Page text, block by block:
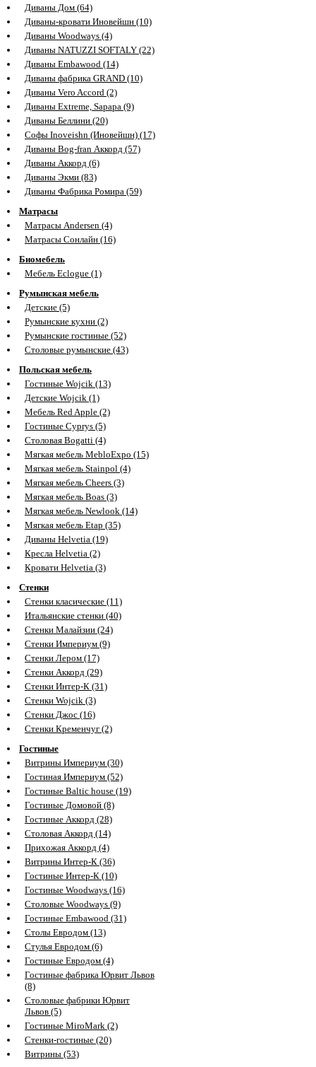
Диваны Дом (64)
Диваны-кровати Иновейшн (10)
Диваны Woodways (4)
Диваны NATUZZI SOFTALY (22)
Диваны Embawood (14)
Диваны фабрика GRAND (10)
Диваны Vero Accord (2)
Диваны Extreme, Sapapa (9)
Диваны Беллини (20)
Софы Inoveishn (Иновейшн) (17)
Диваны Bog-fran Аккорд (57)
Диваны Аккорд (6)
Диваны Экми (83)
Диваны Фабрика Ромира (59)
Матрасы
Матрасы Andersen (4)
Матрасы Сонлайн (16)
Биомебель
Мебель Eclogue (1)
Румынская мебель
Детские (5)
Румынские кухни (2)
Румынские гостиные (52)
Столовые румынские (43)
Польская мебель
Гостиные Wojcik (13)
Детские Wojcik (1)
Мебель Red Apple (2)
Гостиные Cyprys (5)
Столовая Bogatti (4)
Мягкая мебель MebloExpo (15)
Мягкая мебель Stainpol (4)
Мягкая мебель Cheers (3)
Мягкая мебель Boas (3)
Мягкая мебель Newlook (14)
Мягкая мебель Etap (35)
Диваны Helvetia (19)
Кресла Helvetia (2)
Кровати Helvetia (3)
Стенки
Стенки класические (11)
Итальянские стенки (40)
Стенки Малайзии (24)
Стенки Империум (9)
Стенки Лером (17)
Стенки Аккорд (29)
Стенки Интер-К (31)
Стенки Wojcik (3)
Стенки Джос (16)
Стенки Кременчуг (2)
Гостиные
Витрины Империум (30)
Гостиная Империум (52)
Гостиные Baltic house (19)
Гостиные Домовой (8)
Гостиные Аккорд (28)
Столовая Аккорд (14)
Прихожая Аккорд (4)
Витрины Интер-К (36)
Гостиные Интер-К (10)
Гостиные Woodways (16)
Столовые Woodways (9)
Гостиные Embawood (31)
Столы Евродом (13)
Стулья Евродом (6)
Гостиные Евродом (4)
Гостиные фабрика Юрвит Львов
(8)
Столовые фабрики Юрвит
Львов (5)
Гостиные MiroMark (2)
Стенки-гостиные (20)
Витрины (53)